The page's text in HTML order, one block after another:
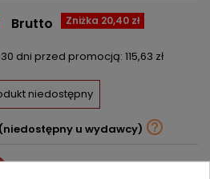
Zniżka 20,40 zł
Brutto
dni przed promocją: 115,63 zł
niedostępny
u wydawcy) 